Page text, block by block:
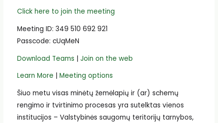
Click here to join the meeting
Meeting ID: 349 510 692 921
Passcode: cUqMeN
Download Teams | Join on the web
Learn More
Meeting options
Šiuo metu visas minėtų žemėlapių ir (ar) schemų
rengimo ir tvirtinimo procesas yra sutelktas vienos
institucijos – Valstybinės saugomų teritorijų tarnybos,